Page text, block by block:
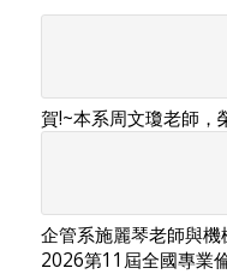
賀!~本系周文瓊老師
企管系施麗琴老師與
2026第11屆全國專業